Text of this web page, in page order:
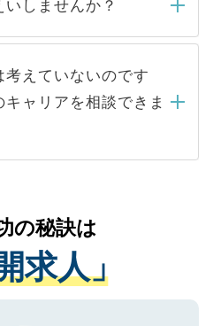
ため 人気のある医療機
と、応募が殺到する場
める条件に合った人材の
に依頼するケースが増え
ありません。内定先へ
ャリアパートナーが行い
しませんか？
ることはありませんの
い。当サイトからの登録
登録者様の個人情報は、
アップおよび転職活動の
いたします。お預かりし
データはご本人の許可
り扱いについての厳密な
た事業者のみに付与され
マークを取得済みです。
考えていないのです
ャリアを相談できま
の医療機関の状況や紹介
ら、適切なアドバイスを
す。すぐにご転職をされ
的なサポートが可能です
録ください。
の秘訣は
求人」